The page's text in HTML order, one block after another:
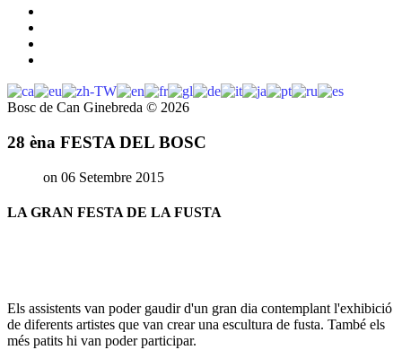
Bosc de Can Ginebreda © 2026
28 èna FESTA DEL BOSC
on 06 Setembre 2015
LA GRAN FESTA DE LA FUSTA
Els assistents van poder gaudir d'un gran dia contemplant l'exhibició
de diferents artistes que van crear una escultura de fusta. També els
més patits hi van poder participar.